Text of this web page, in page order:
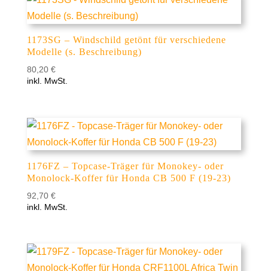
1173SG – Windschild getönt für verschiedene
Modelle (s. Beschreibung)
80,20 €
inkl. MwSt.
1176FZ – Topcase-Träger für Monokey- oder
Monolock-Koffer für Honda CB 500 F (19-23)
92,70 €
inkl. MwSt.